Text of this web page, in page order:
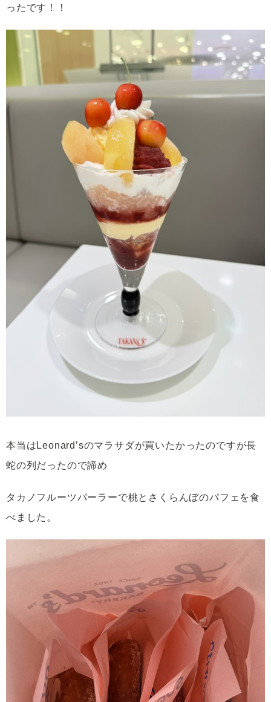
ったです！！
本当はLeonard’sのマラサダが買いたかったのですが長
蛇の列だったので諦め
タカノフルーツパーラーで桃とさくらんぼのパフェを食
べました。